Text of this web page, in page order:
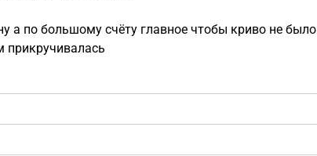
а по большому счёту главное чтобы криво не было
прикручивалась